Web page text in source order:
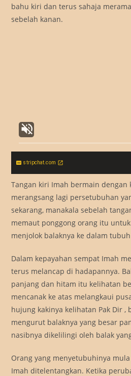
bahu kiri dan terus sahaja
sebelah kanan.
stripchat.com
Tangan kiri Imah bermain
merangsang lagi persetubuhan
sekarang, manakala sebelah
memaut ponggong orang itu
menjolok balaknya ke dalam
Dalam kepayahan sempat Imah
terus melancap di hadapannya.
panjang dan hitam itu kelihatan
mencanak ke atas melangkaui
hujung kakinya kelihatan Pak Dir ,
mengurut balaknya yang besar
nasibnya dikelilingi oleh balak
Orang yang menyetubuhinya
Imah ditelentangkan. Ketika